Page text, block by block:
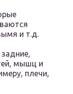
и т.д.
мышц и
плечи,